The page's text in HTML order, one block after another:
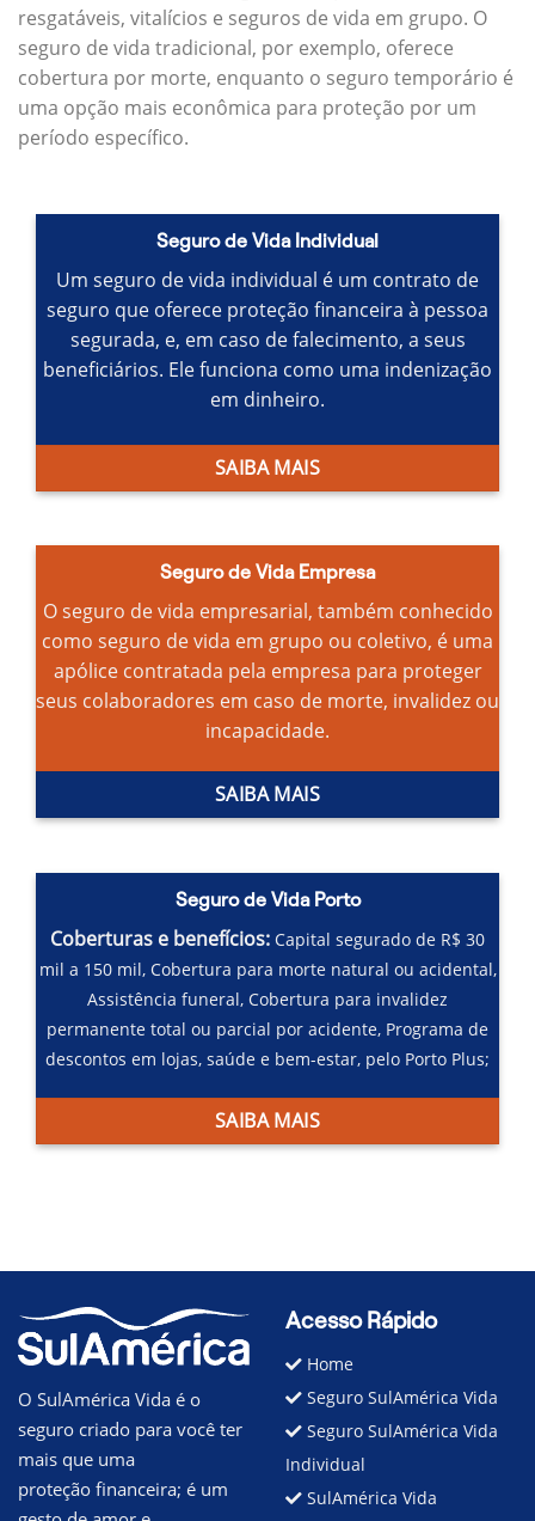
resgatáveis, vitalícios e seguros de vida em grupo. O
seguro de vida tradicional, por exemplo, oferece
cobertura por morte, enquanto o seguro temporário é
uma opção mais econômica para proteção por um
período específico.
Seguro de Vida Individual
Um seguro de vida individual é um contrato de
seguro que oferece proteção financeira à pessoa
segurada, e, em caso de falecimento, a seus
beneficiários. Ele funciona como uma indenização
em dinheiro.
SAIBA MAIS
Seguro de Vida Empresa
O seguro de vida empresarial, também conhecido
como seguro de vida em grupo ou coletivo, é uma
apólice contratada pela empresa para proteger
seus colaboradores em caso de morte, invalidez ou
incapacidade.
SAIBA MAIS
Seguro de Vida Porto
Coberturas e benefícios: Capital segurado de R$ 30
mil a 150 mil, Cobertura para morte natural ou acidental,
Assistência funeral,Cobertura para invalidez
permanente total ou parcial por acidente, Programa de
descontos em lojas, saúde e bem-estar, pelo Porto Plus;
SAIBA MAIS
O SulAmérica Vida é o
seguro criado para você ter
mais que uma
proteção financeira; é um
Acesso Rápido
Home
Seguro SulAmérica Vida
Seguro SulAmérica Vida
Individual
SulAmérica Vida